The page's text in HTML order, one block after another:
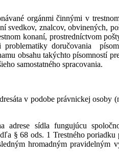
orgánmi činnými v
svedkov, znalcov, obvinených,
konaní, prostredníctvom
doručovania
obsahu takýchto písomností
samostatného spracovania.
v podobe právnickej osoby
sídla fungujúcu
§ 68 ods. 1 Trestného
hromadným pravidelným